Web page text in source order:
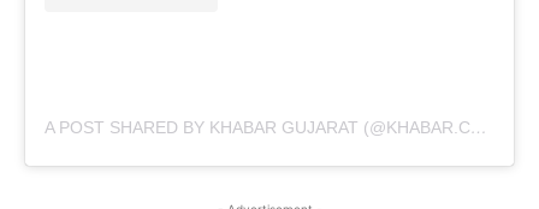
A POST SHARED BY KHABAR GUJARAT (@KHABAR.COMMUNICATION)